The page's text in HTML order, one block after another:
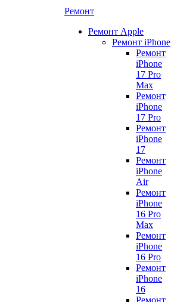
Ремонт
Ремонт Apple
Ремонт iPhone
Ремонт
iPhone
17 Pro
Max
Ремонт
iPhone
17 Pro
Ремонт
iPhone
17
Ремонт
iPhone
Air
Ремонт
iPhone
16 Pro
Max
Ремонт
iPhone
16 Pro
Ремонт
iPhone
16
Ремонт